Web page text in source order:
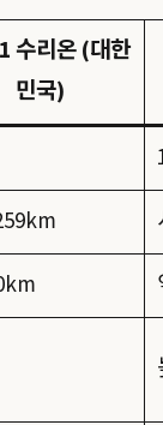
수리온 (대한
민국)